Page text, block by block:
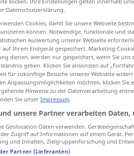
antippen)
Kutter
Kutter (≈
Datenschutzerklärung.
Cookies, damit Sie unsere Webseite
können. Notwendige, funktionale und
Auswertung unserer Webseite
auf Ihrem Endgerät gespeichert. Marketing-
dienen, werden nur gespeichert, wenn Sie
geben. Klicken Sie ansonsten auf
für zukünftige Besuche unserer Webseite
Anpassungsmöglichkeiten möchten, klicken
Hinweise zu der Datenverarbeitung
Sie unser Impressum.
unsere Partner verarbeiten
Geolocation-Daten verwenden.
Zugriff auf Informationen auf einem Gerät.
und Inhalten, Zielgruppenforschung und
Partner (Lieferanten)